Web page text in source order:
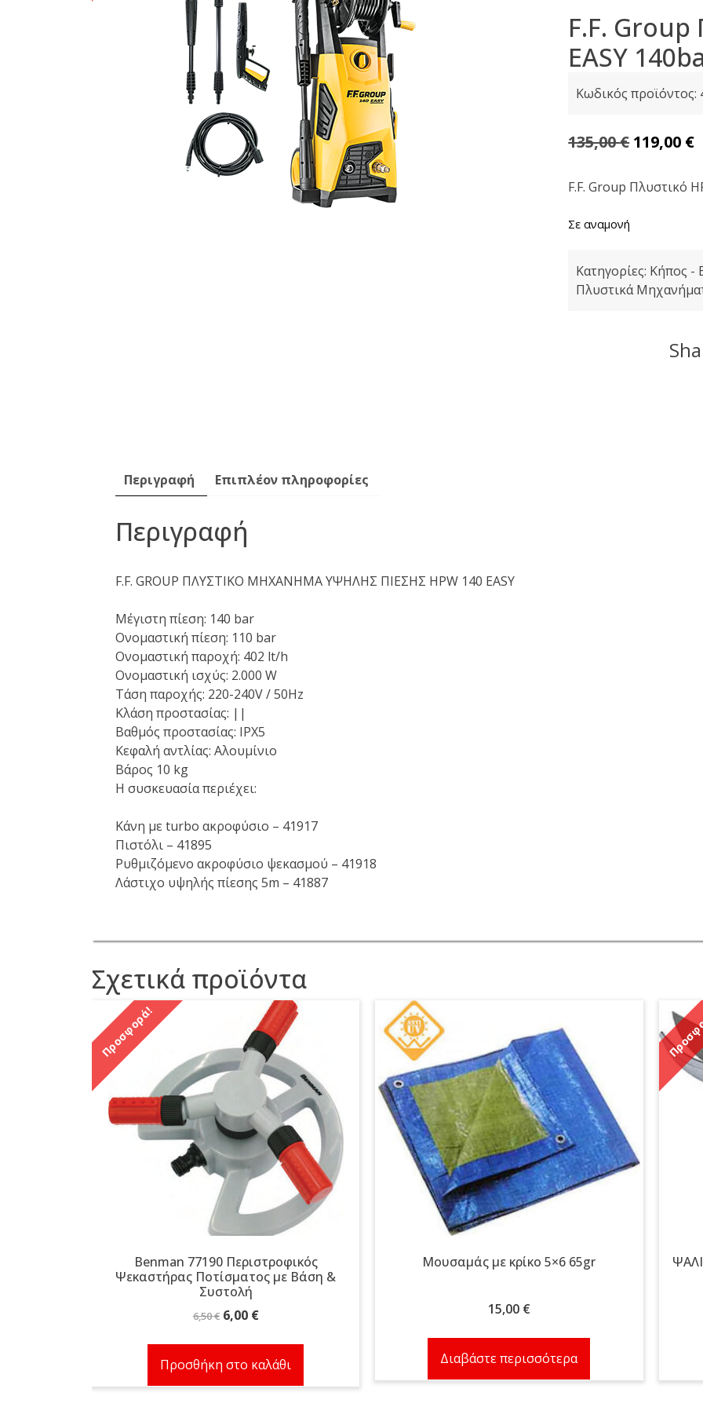
F.F. Group
EASY
Κωδικός προϊόντος:
135,00€ Original
was:
119,00 €
F.F. Group Πλυστικό
Σε αναμονή
Κατηγορίες: Κήπος -
Πλυστικά
Περιγραφή Επιπλέον πληροφορίες
Περιγραφή
F.F. GROUP ΠΛΥΣΤΙΚΟ ΜΗΧΑΝΗΜΑ ΥΨΗΛΗΣ ΠΙΕΣΗΣ HPW 140 EASY
Μέγιστη πίεση: 140 bar
Ονομαστική πίεση: 110 bar
Ονομαστική παροχή: 402 lt/h
Ονομαστική ισχύς: 2.000 W
Τάση παροχής: 220-240V / 50Hz
Κλάση προστασίας: ||
Βαθμός προστασίας: IPX5
Κεφαλή αντλίας: Αλουμίνιο
Βάρος 10 kg
Η συσκευασία περιέχει:
Κάνη με turbo ακροφύσιο – 41917
Πιστόλι – 41895
Ρυθμιζόμενο ακροφύσιο ψεκασμού – 41918
Λάστιχο υψηλής πίεσης 5m – 41887
Σχετικά προϊόντα
Προσφορά!
Benman 77190 Περιστροφικός
Ψεκαστήρας Ποτίσματος με Βάση &
Συστολή
6,50€ Original
6,50 €.
6,00 €Η
είναι:
6,00 €.
Προσθήκη στο καλάθι
Μουσαμάς με κρίκο 5×6 65gr
15,00 €
Διαβάστε περισσότερα